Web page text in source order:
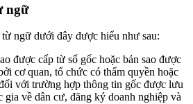
ngữ
ngữ dưới đây được hiểu như sau:
được cấp từ sổ gốc hoặc bản sao được
cơ quan, tổ chức có thẩm quyền hoặc
với trường hợp thông tin gốc được lưu
gia về dân cư, đăng ký doanh nghiệp và